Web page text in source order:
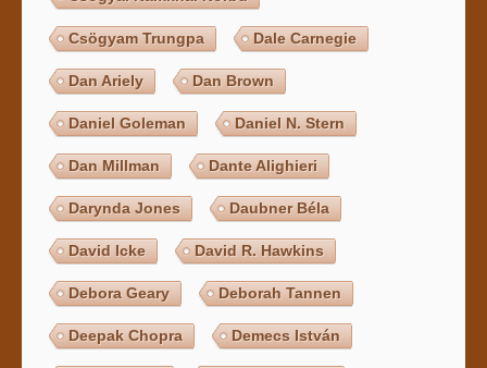
Csögyam Trungpa Dale Carnegie
Dan Ariely Dan Brown
Daniel Goleman Daniel N. Stern
Dan Millman Dante Alighieri
Darynda Jones Daubner Béla
David Icke David R. Hawkins
Debora Geary Deborah Tannen
Deepak Chopra Demecs István